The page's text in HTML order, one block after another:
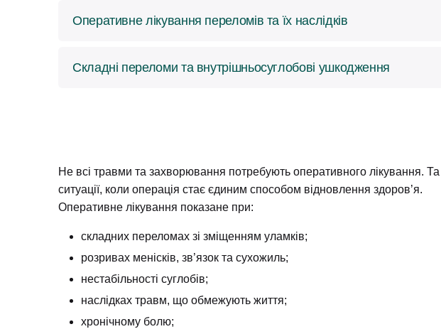
операції можуть використовувати пластини, гвинти або
Оперативне лікування переломів та їх наслідків
операції можуть використовувати пластини, гвинти або
Складні переломи та внутрішньосуглобові ушкодження
Не всі травми та захворювання потребують оперативного лікування. Та
ситуації, коли операція стає єдиним способом відновлення здоров’я.
Оперативне лікування показане при:
складних переломах зі зміщенням уламків;
розривах менісків, зв’язок та сухожиль;
нестабільності суглобів;
наслідках травм, що обмежують життя;
хронічному болю;